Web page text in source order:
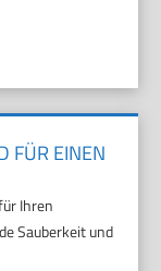
FÜR EINEN
Ihren
Sauberkeit und